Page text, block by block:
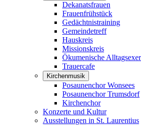
Dekanatsfrauen
Frauenfrühstück
Gedächtnistraining
Gemeindetreff
Hauskreis
Missionskreis
Ökumenische
Trauercafe
Kirchenmusik
Posaunenchor Wonsees
Posaunenchor Trumsdorf
Kirchenchor
Konzerte und Kultur
Ausstellungen in St. Laurentius